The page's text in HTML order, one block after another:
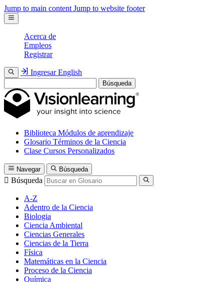
Jump to main content Jump to website footer
Acerca de
Empleos
Registrar
Ingresar English
Búsqueda
Biblioteca Módulos de aprendizaje
Glosario Términos de la Ciencia
Clase Cursos Personalizados
Navegar Búsqueda
Búsqueda
A-Z
Adentro de la Ciencia
Biologia
Ciencia Ambiental
Ciencias Generales
Ciencias de la Tierra
Física
Matemáticas en la Ciencia
Proceso de la Ciencia
Química